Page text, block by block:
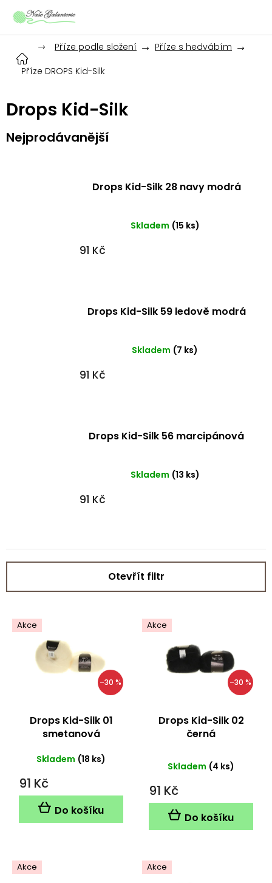
Příze podle složení
Příze s hedvábím
Příze DROPS Kid-Silk
Drops Kid-Silk
Nejprodávanější
Drops Kid-Silk 28 navy modrá
Skladem (15 ks)
91 Kč
Drops Kid-Silk 59 ledově modrá
Skladem (7 ks)
91 Kč
Drops Kid-Silk 56 marcipánová
Skladem (13 ks)
91 Kč
Otevřít filtr
ý
p
Akce
–30 %
Drops Kid-Silk 01
smetanová
Průměrné
je
5,0
z
Skladem (18 ks)
91 Kč
Do košíku
Akce
–30 %
Drops Kid-Silk 02
černá
Skladem (4 ks)
91 Kč
Do košíku
Akce Akce